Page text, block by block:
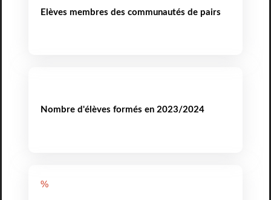
Elèves membres des communautés de pairs
Nombre d'élèves formés en 2023/2024
%